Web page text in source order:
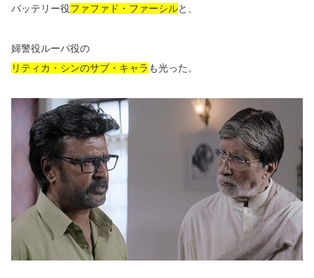
バッテリー役ファファド・ファーシルと、
婦警役ルーパ役の
リティカ・シンのサブ・キャラ も光った。